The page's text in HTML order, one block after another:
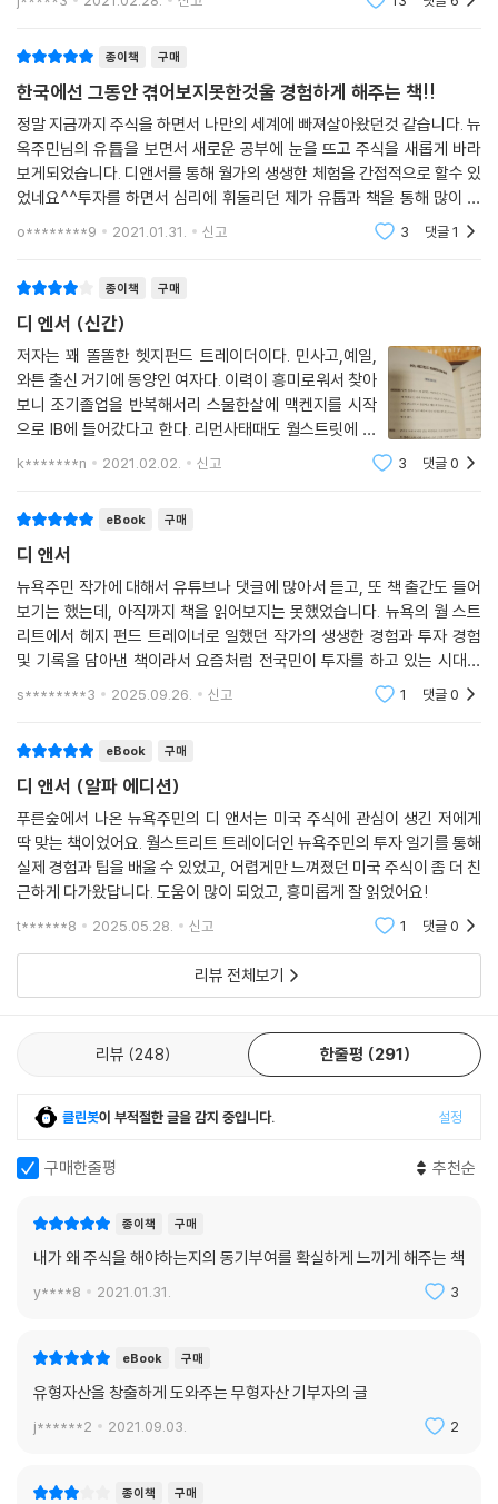
나 같은 외국인도, 집안, 출신, 뭐 하나 내세울 것 없는 사람도 월스트리트
따른 보상이 주어진다.
--- p.187
나는 세일즈맨의 자세야말로 프로페셔널리즘의 가장 기본이 되는 자세라
고 생각한다. 내가 왜 당신과 같이 일해야 하는지, 내가 왜 다른 동기보다
높은 보너스를 받아야 하는지, 내가 왜 당신이 관리하는 다른 그 어떤 클라
가를 ‘판다’라는 단어가 주는 미묘하게 부정적이고 값싸 보이는 뉘앙스와
는 반대로 나 자신을 ‘잘 파는 법’에 대한 훈련이 잘 되어 있다는 것은 매우
중요한 생존 능력이기 때문에, 큰 자산이 될 수 있다. 이를 적나라하게 오픈
하고 어떤 의미에서는 장려하는 월스트리트의 문화가 내게는 굉장한 매력
으로 다가왔다.
--- p.197
‘타조 효과ostrich effect’라는 말이 있다. 타조는 천적을 만나면 땅에 머
포착했을 때 회피하는 행동을 뜻한다. 타조가 두려움에 압도당해서인지,
본능적으로 방어하는 것인지는 모르겠으나 이성적이지 못한 대처임은 분
명하다. 투자에 비유하자면, 내 포지션에 대해 시장이 반대로 움직이면서
손실 리스크가 커질수록, 그에 대한 추가 분석이나 정보 수집을 하지 않는
것을 말한다. 실제로 사람들은 자신이 보유한 종목의 주가가 하락할수록
주가 확인을 훨씬 덜 한다고 한다. 손실이 나고 있는 현실로부터 회피하고
싶기 때문이다. 타조가 되지 않는 것도 중요하지만, 그에 앞서 자기확증편
중요하다.
지키기 어렵기 때문에 ‘원칙’이라고 하는 것인지도 모르겠다. 주가 변동성
이 큰 시장일수록, 리스크가 높은 시장일수록 투자 원칙을 포기하게 만드
는 유혹이 너무 많다. 아무도 투자가 쉽다고 말하지 않았다. 투자는 어렵다.
세상에서 가장 어렵다.
--- p.267~268
소위 잘나가던 스타 펀드매니저들이 한순간에 몰락한 사례들을 통해 투자
사람들의 특징과 자질에 대해서도 다섯 가지로 꼽아보고, 월스트리트에서
도 1%에 속하는 펀드매니저들을 분석 및 정리해 독자들에게 성공하는 투
자를 위한 스물한 가지 본질을 제시한다.
또한 『디 앤서』는 한국인 신분으로 세계 최고의 무대에 진입해, 그 정상을
향해 힘차게 내딛은 에너지 가득한 성장 에세이기도 하다. 유학생활 도중 2
008년 금융위기를 맞으며 억대 빚을 지고 조기졸업을 택할 수밖에 없던
학부 유학생이 세계적인 전략 컨설팅 회사 맥킨지를 시작으로 씨티은행, J
장 과정의 면면을 담고 있다. 소위 미국 뉴욕의 엘리트 사회에 입성해 한 단
계 한 단계 위로 올라서면서 피라미드의 꼭대기까지 밟은 경험을 공유한
다. 외국인, 아시안, 여성이란 핸디캡을 안고서 원하는 바를 이루기 위한 집
념과 희생, 끝없는 노력은 독자들에게 삶의 태도를 다잡게 만드는 영감과
자극을 준다.
저자는 이 책을 통해 ‘투자는 어렵다’고 다시 한 번 말한다. 수많은 정보와
지름길이나 쉬운 공략법이 있다며 의욕을 북돋고, 친절하게 시황을 예측해
주기도 한다. 그보다 많은 사람들이 전문가들에게 의지하고 즉각적인 수익
을 보장하는 해답을 원한다. 하지만 저자는 종목 추천이나 시황 예측을 하
는 질문 자체가 잘못된 접근이라며 투기와 투자의 차이를 확실히 구분 짓
는다. 어떤 경우든 투자하는 대상에 대한 기본적인 이해 없는 매매 행위는
투기다.
그래서 『디 앤서』는 투자를 했다면서 시시때때로 주식 앱을 열어 차트를
종목 추천을 기대하는 사람, 시황의 흐름을 예측에 기대는 사람, 가치투자
를 한다며 무슨 사업을 하는지 모르는 회사에 돈을 넣고 장기 투자를 하는
사람, 언젠가 복구될 것이란 막연한 믿음으로 손해를 본 주식 계좌를 들여
다보지 않는 사람, 월스트리트로 상징되는 자본 시장의 생리가 궁금한 사
람이라면 꼭 봐야 할 책이다. 원하는 즉답이 아닐 수는 있겠다. 하지만 이
책은 결국 투자자들이 갖는 궁극적인 질문, “그래서 무슨 주식을 사면
돼?”에 대한 가장 현명한 대답이다.
종이책 구매
한국에선 그동안 겪어보지못한것울 경험하게 해주는 책!!
정말 지금까지 주식을 하면서 나만의 세계에 빠져살아왔던것 같습니다. 뉴
옥주민님의 유튭을 보면서 새로운 공부에 눈을 뜨고 주식을 새롭게 바라
보게되었습니다. 디앤서를 통해 월가의 생생한 체험을 간접적으로 할수 있
었네요^^투자를 하면서 심리에 휘둘리던 제가 유툽과 책을 통해 많이 마
음을 다잡을 수 있었습니다.리먼사태부터 빚까지....저와 나이도 같으신데
o********9 2021.01.31. 신고 3 댓글1
종이책 구매
디 엔서 (신간)
저자는 꽤 똘똘한 헷지펀드 트레이더이다. 민사고,예일,
와튼 출신 거기에 동양인 여자다. 이력이 흥미로워서 찾아
보니 조기졸업을 반복해서리 스물한살에 맥켄지를 시작
으로 IB에 들어갔다고 한다. 리먼사태때도 월스트릿에 있
었으니 이젠 나름 시니어급이다. 충분히 건방떨만하다. 그
k*******n 2021.02.02. 신고 3 댓글0
eBook 구매
디 앤서
뉴욕주민 작가에 대해서 유튜브나 댓글에 많아서 듣고, 또 책 출간도 들어
보기는 했는데, 아직까지 책을 읽어보지는 못했었습니다. 뉴욕의 월 스트
리트에서 헤지 펀드 트레이너로 일했던 작가의 생생한 경험과 투자 경험
및 기록을 담아낸 책이라서 요즘처럼 전국민이 투자를 하고 있는 시대에
필요한 책인 것 같습니다. 또한 꼭 투자를 직접 하지 않더라도 세상이 돌아
s********3 2025.09.26. 신고 1 댓글0
eBook 구매
디 앤서 (알파 에디션)
푸른숲에서 나온 뉴욕주민의 디 앤서는 미국 주식에 관심이 생긴 저에게
딱 맞는 책이었어요. 월스트리트 트레이더인 뉴욕주민의 투자 일기를 통해
실제 경험과 팁을 배울 수 있었고, 어렵게만 느껴졌던 미국 주식이 좀 더 친
근하게 다가왔답니다. 도움이 많이 되었고, 흥미롭게 잘 읽었어요!
t******8 2025.05.28. 신고 1 댓글0
리뷰 전체보기
리뷰 248 한줄평 291
클린봇이 부적절한 글을 감지 중입니다. 설정
구매한줄평 추천순
종이책 구매
내가 왜 주식을 해야하는지의 동기부여를 확실하게 느끼게 해주는 책
y****8 2021.01.31. 3
eBook 구매
유형자산을 창출하게 도와주는 무형자산 기부자의 글
j******2 2021.09.03. 2
종이책 구매